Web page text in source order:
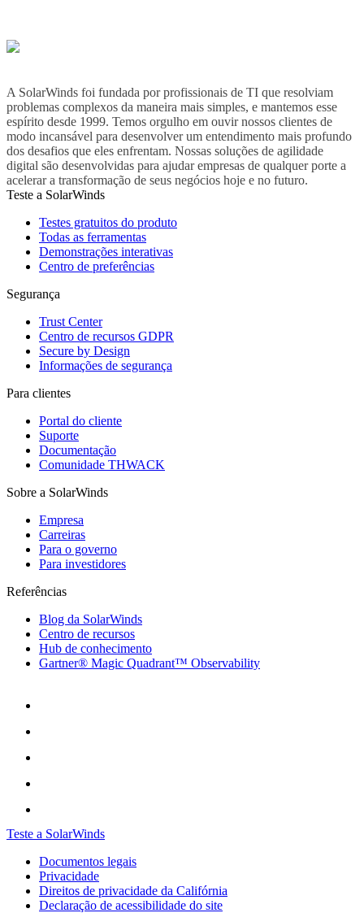
A SolarWinds foi fundada por profissionais de TI que resolviam
problemas complexos da maneira mais simples, e mantemos esse
espírito desde 1999. Temos orgulho em ouvir nossos clientes de
modo incansável para desenvolver um entendimento mais profundo
dos desafios que eles enfrentam. Nossas soluções de agilidade
digital são desenvolvidas para ajudar empresas de qualquer porte a
acelerar a transformação de seus negócios hoje e no futuro.
Teste a SolarWinds
Testes gratuitos do produto
Todas as ferramentas
Demonstrações interativas
Centro de preferências
Segurança
Trust Center
Centro de recursos GDPR
Secure by Design
Informações de segurança
Para clientes
Portal do cliente
Suporte
Documentação
Comunidade THWACK
Sobre a SolarWinds
Empresa
Carreiras
Para o governo
Para investidores
Referências
Blog da SolarWinds
Centro de recursos
Hub de conhecimento
Gartner® Magic Quadrant™ Observability
Teste a SolarWinds
Documentos legais
Privacidade
Direitos de privacidade da Califórnia
Declaração de acessibilidade do site